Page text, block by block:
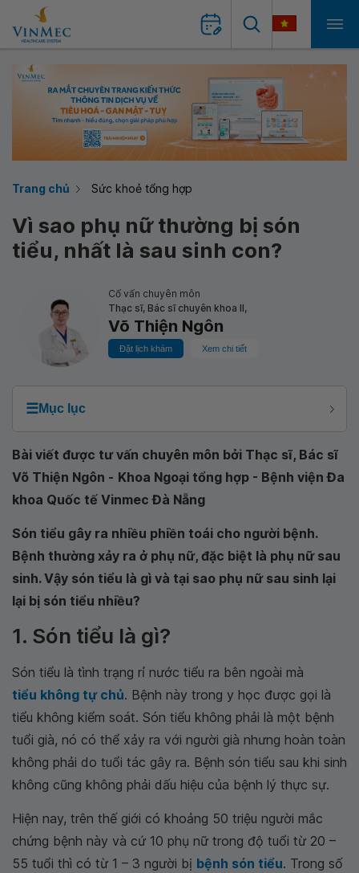
Trang chủ Sức khoẻ tổng hợp
Vì sao phụ nữ thường bị són
tiểu, nhất là sau sinh con?
Cố vấn chuyên môn
Thạc sĩ, Bác sĩ chuyên khoa II,
Võ Thiện Ngôn
Đặt lịch khám Xem chi tiết
☰Mục lục
Bài viết được tư vấn chuyên môn bởi Thạc sĩ, Bác sĩ
Võ Thiện Ngôn - Khoa Ngoại tổng hợp - Bệnh viện Đa
khoa Quốc tế Vinmec Đà Nẵng
Són tiểu gây ra nhiều phiền toái cho người bệnh.
Bệnh thường xảy ra ở phụ nữ, đặc biệt là phụ nữ sau
sinh. Vậy són tiểu là gì và tại sao phụ nữ sau sinh lại
lại bị són tiểu nhiều?
1. Són tiểu là gì?
Són tiểu là tình trạng rỉ nước tiểu ra bên ngoài mà
tiểu không tự chủ. Bệnh này trong y học được gọi là
tiểu không kiểm soát. Són tiểu không phải là một bệnh
tuổi già, nó có thể xảy ra với người già nhưng hoàn toàn
không phải do tuổi tác gây ra. Bệnh són tiểu sau khi sinh
không cũng không phải dấu hiệu của bệnh lý thực sự.
Hiện nay, trên thế giới có khoảng 50 triệu người mắc
chứng bệnh này và cứ 10 phụ nữ trong độ tuổi từ 20 –
55 tuổi thì có từ 1 – 3 người bị bệnh són tiểu. Trong số